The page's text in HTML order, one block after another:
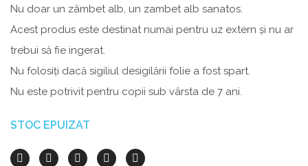
Nu doar un zâmbet alb, un zambet alb sanatos.
Acest produs este destinat numai pentru uz extern și nu ar
trebui să fie ingerat.
Nu folosiți dacă sigiliul desigilării folie a fost spart.
Nu este potrivit pentru copii sub vârsta de 7 ani.
STOC EPUIZAT